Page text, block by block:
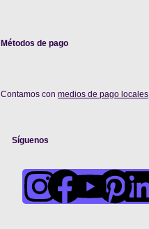
Métodos de pago
Contamos con medios de pago locales
Síguenos